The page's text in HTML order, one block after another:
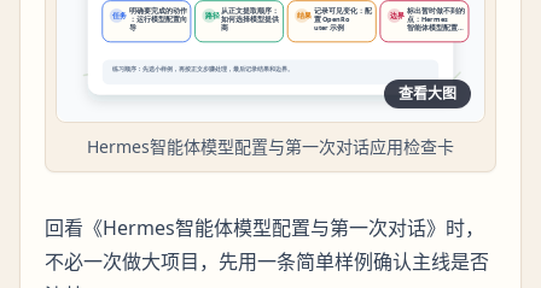
查看大图
Hermes智能体模型配置与第一次对话应用检查卡
回看《Hermes智能体模型配置与第一次对话》时，
不必一次做大项目，先用一条简单样例确认主线是否